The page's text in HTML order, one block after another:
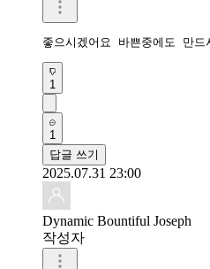
좋으시겠어요 바쁜중에도 만
1
1
답글 쓰기
2025.07.31 23:00
Dynamic Bountiful Joseph
작성자